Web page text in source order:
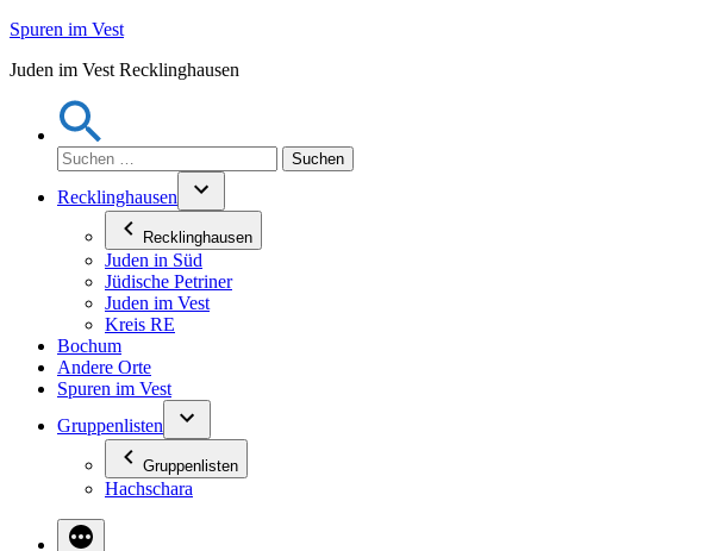
Zum
springen
Spuren im Vest
Juden im Vest Recklinghausen
Suchen
nach:
Recklinghausen
Recklinghausen
Juden in Süd
Jüdische Petriner
Juden im Vest
Kreis RE
Bochum
Andere Orte
Spuren im Vest
Gruppenlisten
Gruppenlisten
Hachschara